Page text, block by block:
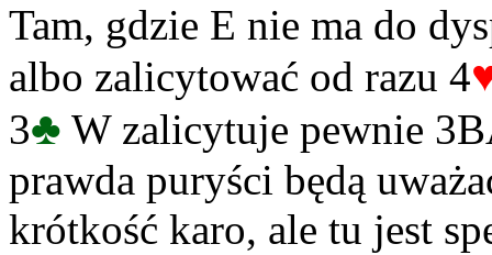
Tam, gdzie E nie ma do
albo zalicytować od razu 4
3♣ W zalicytuje pewnie
prawda puryści będą
krótkość karo, ale tu jest